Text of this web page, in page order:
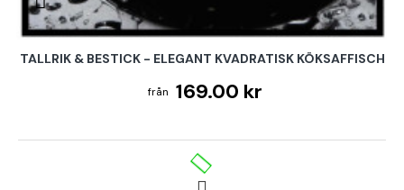
TALLRIK & BESTICK - ELEGANT KVADRATISK KÖKSAFFISCH
169.00 kr